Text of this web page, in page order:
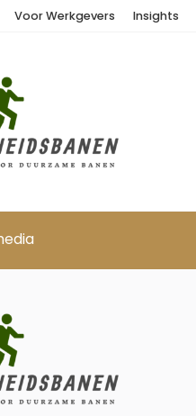
Voor Werkgevers Insights